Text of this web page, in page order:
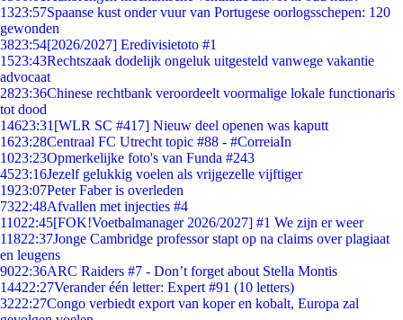
1323:57Spaanse kust onder vuur van Portugese oorlogsschepen: 120
gewonden
3823:54[2026/2027] Eredivisietoto #1
1523:43Rechtszaak dodelijk ongeluk uitgesteld vanwege vakantie
advocaat
2823:36Chinese rechtbank veroordeelt voormalige lokale functionaris
tot dood
14623:31 [WLR SC #417] Nieuw deel openen was kaputt
1623:28Centraal FC Utrecht topic #88 - #CorreiaIn
1023:23Opmerkelijke foto's van Funda #243
4523:16Jezelf gelukkig voelen als vrijgezelle vijftiger
1923:07Peter Faber is overleden
7322:48Afvallen met injecties #4
11022:45[FOK!Voetbalmanager 2026/2027] #1 We zijn er weer
11822:37Jonge Cambridge professor stapt op na claims over plagiaat
en leugens
9022:36ARC Raiders #7 - Don’t forget about Stella Montis
14422:27Verander één letter: Expert #91 (10 letters)
3222:27Congo verbiedt export van koper en kobalt, Europa zal